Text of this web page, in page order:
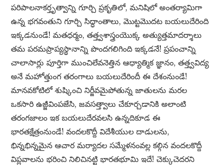
పరిపాలనాకర్తృత్వాన్ని గూర్చి ప్రకృతిలో, మనిషిలో అంతర్యామిగా
ఉన్న భగవంతుని గూర్చి సిద్ధాంతాలు, మొట్టమొదట బయలుదేరింది
ఇక్కడనుండే! మతధర్మం, తత్త్వశాస్త్రంయొక్క అత్యుత్తమాదర్శాలు
తమ పరమప్రాప్యస్థానాన్ని పొందగలిగింది ఇక్కడనే! ప్రపంచాన్ని
చాలాసార్లు పూర్తిగా ముంచిలేవనెత్తిన ఆధ్యాత్మిక జ్ఞానం, తత్త్వవిద్య
అనే మహోత్తుంగ తరంగాలు బయలుదేరిందీ ఈ దేశంనుండే!
మానవకోటిలో శుష్కించి నిర్జీవమైపోతున్న జాతులను మరల
ఒకసారి ఉజ్జీవింపజేసి, జవసత్త్వాలు చేకూర్చడానికి అలాంటి
తరంగజాలం ఇక బయలుదేరవలసి ఉన్నదికూడ ఈ
భారతక్షేత్రంనుండే! వందలకొద్దీ విదేశీయుల దాడులను,
భిన్నభిన్నమైన ఆచార మర్యాదల సమ్మేళనంవల్ల కల్గిన వందలకొద్దీ
విప్లవాలను భరించి నిలిచినట్టి భారతభూమి ఇదే! చెక్కుచెదరని